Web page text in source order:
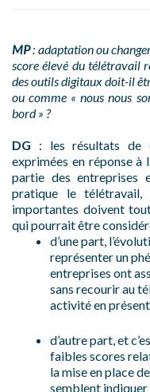
MP: adaptation ou
score élevé du télétravail
des outils digitaux doit-il
ou comme « nous nous
bord » ?
DG : les résultats de
exprimées en réponse à
partie des entreprises
pratique le
importantes doivent
qui pourrait être
d’une part,
représenter un
entreprises ont
sans recourir au
activité en
d’autre part, et
faibles scores
la mise en place
semblent indiquer